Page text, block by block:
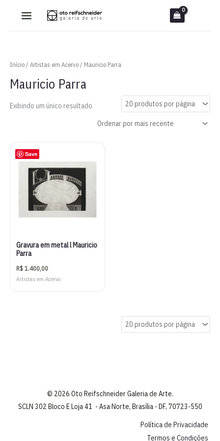
Início/ Artistas em Acervo/ Mauricio Parra
Mauricio Parra
Exibindo um único resultado
Save
Gravura em metal l Mauricio
Parra
R$1.400,00
Artistas em Acervo
© 2026 Oto Reifschneider Galeria de Arte.
SCLN 302 Bloco E Loja 41 - Asa Norte, Brasília - DF, 70723-550
Política de Privacidade
Termos e Condições